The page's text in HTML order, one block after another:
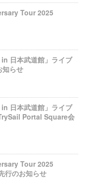
Tour 2025
日本武道館」ライブ
知らせ
日本武道館」ライブ
Portal Square会
Tour 2025
行のお知らせ